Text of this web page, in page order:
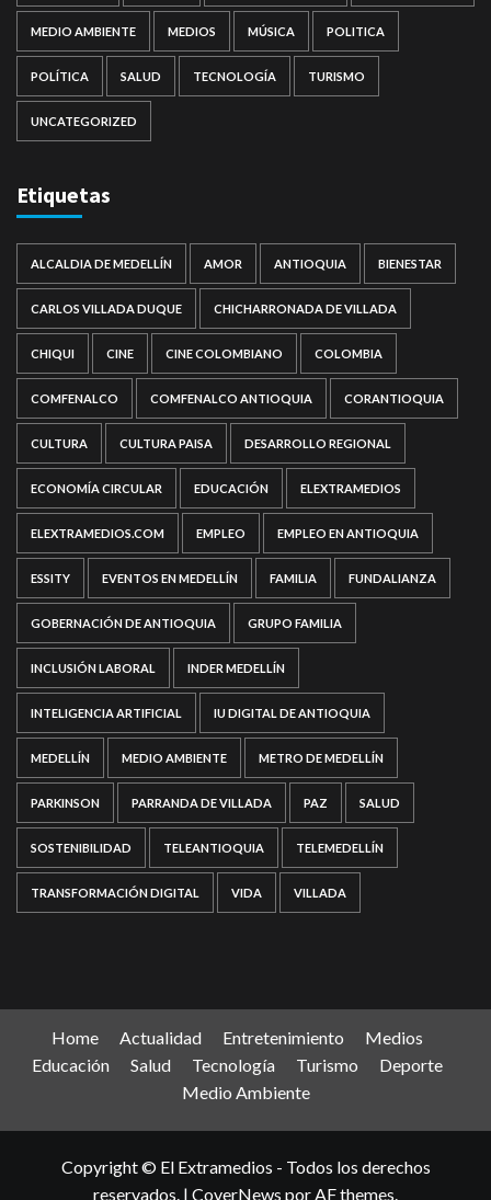
MEDIO AMBIENTE MEDIOS MÚSICA POLITICA
POLÍTICA SALUD TECNOLOGÍA TURISMO
UNCATEGORIZED
Etiquetas
ALCALDIA DE MEDELLÍN AMOR ANTIOQUIA BIENESTAR
CARLOS VILLADA DUQUE CHICHARRONADA DE VILLADA
CHIQUI CINE CINE COLOMBIANO COLOMBIA
COMFENALCO COMFENALCO ANTIOQUIA CORANTIOQUIA
CULTURA CULTURA PAISA DESARROLLO REGIONAL
ECONOMÍA CIRCULAR EDUCACIÓN ELEXTRAMEDIOS
ELEXTRAMEDIOS.COM EMPLEO EMPLEO EN ANTIOQUIA
ESSITY EVENTOS EN MEDELLÍN FAMILIA FUNDALIANZA
GOBERNACIÓN DE ANTIOQUIA GRUPO FAMILIA
INCLUSIÓN LABORAL INDER MEDELLÍN
INTELIGENCIA ARTIFICIAL IU DIGITAL DE ANTIOQUIA
MEDELLÍN MEDIO AMBIENTE METRO DE MEDELLÍN
PARKINSON PARRANDA DE VILLADA PAZ SALUD
SOSTENIBILIDAD TELEANTIOQUIA TELEMEDELLÍN
TRANSFORMACIÓN DIGITAL VIDA VILLADA
Home Actualidad Entretenimiento
Medios
Educación
Salud Tecnología Turismo
Deporte
Medio Ambiente
Copyright © El Extramedios - Todos los derechos
reservados. | CoverNews por AF themes.